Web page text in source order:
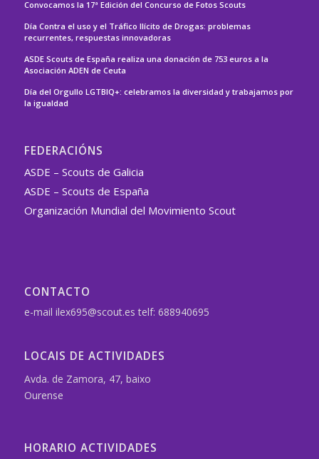
Convocamos la 17ª Edición del Concurso de Fotos Scouts
Día Contra el uso y el Tráfico Ilícito de Drogas: problemas
recurrentes, respuestas innovadoras
ASDE Scouts de España realiza una donación de 753 euros a la
Asociación ADEN de Ceuta
Día del Orgullo LGTBIQ+: celebramos la diversidad y trabajamos por
la igualdad
FEDERACIÓNS
ASDE – Scouts de Galicia
ASDE – Scouts de España
Organización Mundial del Movimiento Scout
CONTACTO
e-mail ilex695@scout.es telf: 688940695
LOCAIS DE ACTIVIDADES
Avda. de Zamora, 47, baixo
Ourense
HORARIO ACTIVIDADES